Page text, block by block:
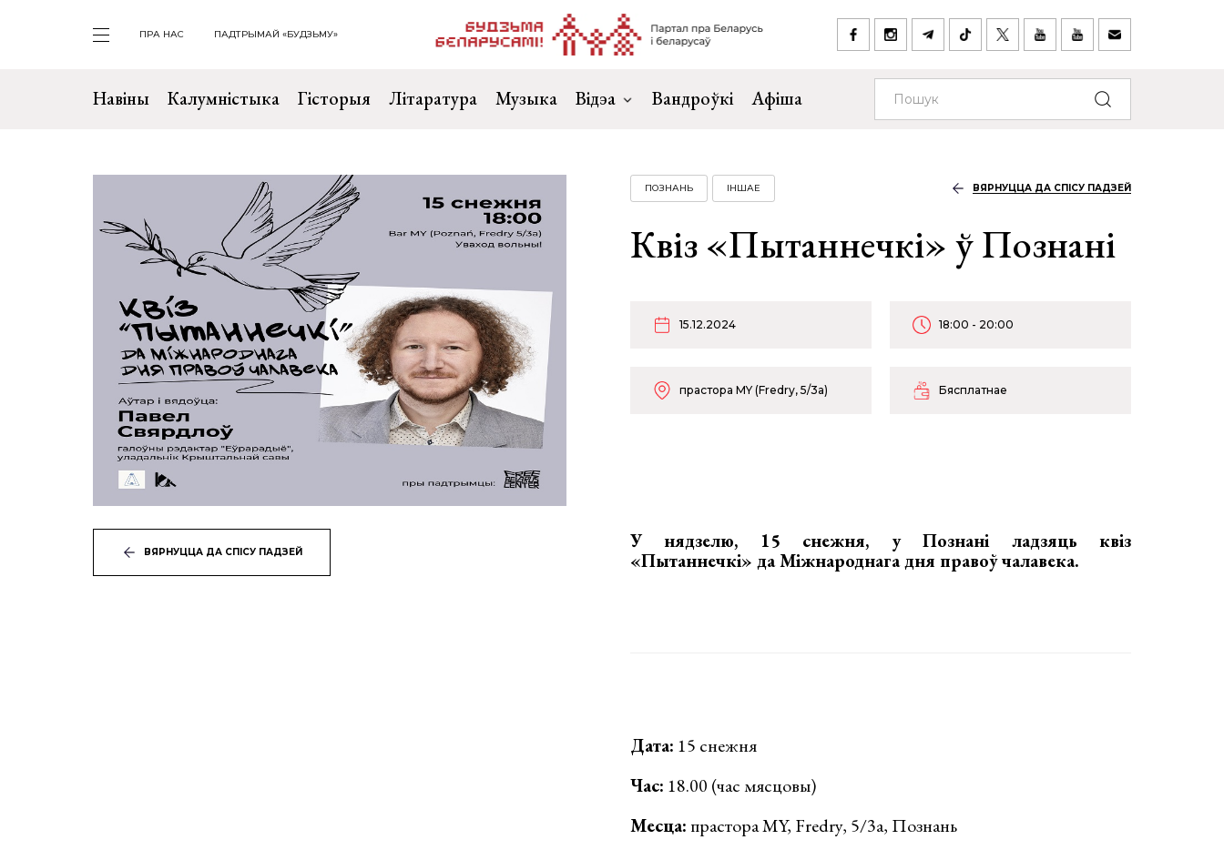
ПРА НАС ПАДТРЫМАЙ «БУДЗЬМУ»
Навіны Калумністыка Гісторыя Літаратура Музыка Відэа Вандроўкі Афіша
ВЯРНУЦЦА ДА СПІСУ ПАДЗЕЙ
ПОЗНАНЬ ІНШАЕ ВЯРНУЦЦА ДА СПІСУ ПАДЗЕЙ
Квіз «Пытаннечкі» ў Познані
15.12.2024 18:00 - 20:00
прастора MY (Fredry, 5/3a) Бясплатнае
У нядзелю, 15 снежня, у Познані ладзяць квіз
«Пытаннечкі» да Міжнароднага дня правоў чалавека.
Дата: 15 снежня
Час: 18.00 (час мясцовы)
Месца: прастора MY, Fredry, 5/3a, Познань